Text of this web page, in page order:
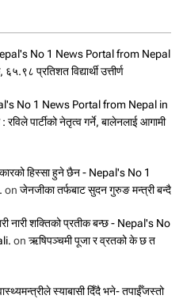
No 1 News Portal from Nepal
प्रतिशत विद्यार्थी उत्तीर्ण
No 1 News Portal from Nepal in
पार्टीको नेतृत्व गर्ने, बालेनलाई आगामी
हिस्सा हुने छैन - Nepal's No 1
on जेनजीका तर्फबाट सुदन गुरुङ मन्त्री बन्दै
नारी शक्तिको प्रतीक बन्छ - Nepal's No
on ऋषिपञ्चमी पूजा र व्रतको के छ त
स्याबासी दिँदै भने- तपाईँजस्तो